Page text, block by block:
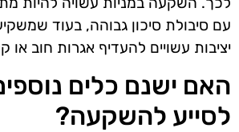
עם סיבולת סיכון גבוהה, בעוד
יציבות עשויים להעדיף אגרות חוב או
האם ישנם כלים
לסייע להשקעה?